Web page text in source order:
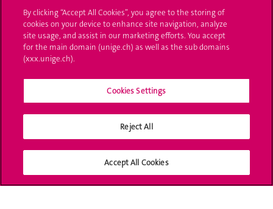
UNIGE Mobile
Médias
Offres d'emploi
Bibliothèque
Calendrier académique
Accréditation
By clicking “Accept All Cookies”, you agree to the storing of
cookies on your device to enhance site navigation, analyze
site usage, and assist in our marketing efforts. You accept
for the main domain (unige.ch) as well as the sub domains
(xxx.unige.ch).
Cookies Settings
Reject All
Accept All Cookies